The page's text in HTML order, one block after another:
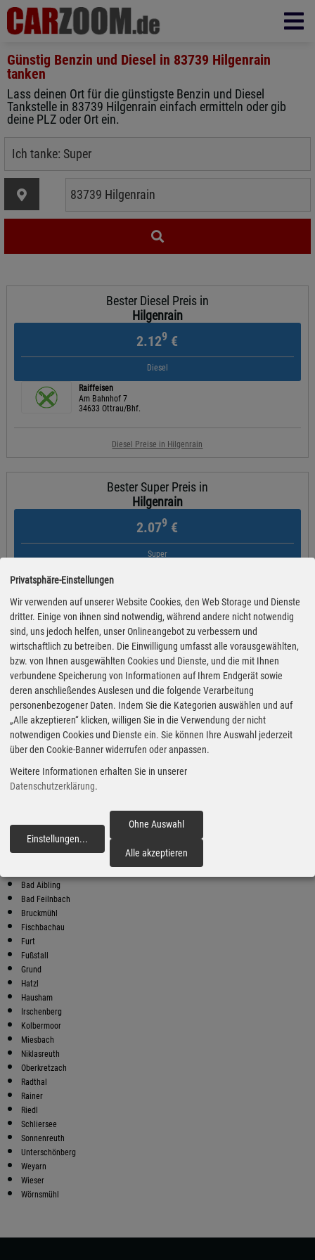
Günstig Benzin und Diesel in 83739 Hilgenrain
tanken
Lass deinen Ort für die günstigste Benzin und Diesel
Tankstelle in 83739 Hilgenrain einfach ermitteln oder gib
deine PLZ oder Ort ein.
Bester Diesel Preis in
Hilgenrain
2.129 €
Diesel
Raiffeisen
Am Bahnhof 7
34633 Ottrau/Bhf.
Diesel Preise in Hilgenrain
Bester Super Preis in
Hilgenrain
2.079 €
Super
Raiffeisen
Am Bahnhof 7
Super Preise in Hilgenrain
Bester Super E10 Preis in
Hilgenrain
2.039€
Super E10
Am Bahnhof 7
Preiswerter tanken - finden Sie die günstigsten Benzin und Diesel
Preise in Ihrer Stadt
Bad Aibling
Bad Feilnbach
Bruckmühl
Fischbachau
Furt
Fußstall
Grund
Hatzl
Hausham
Irschenberg
Kolbermoor
Miesbach
Niklasreuth
Oberkretzach
Radthal
Rainer
Riedl
Schliersee
Sonnenreuth
Unterschönberg
Weyarn
Wieser
Wörnsmühl
Privatsphäre-Einstellungen
Wir verwenden auf unserer Website Cookies, den Web Storage und Dienste
dritter. Einige von ihnen sind notwendig, während andere nicht notwendig
sind, uns jedoch helfen, unser Onlineangebot zu verbessern und
wirtschaftlich zu betreiben. Die Einwilligung umfasst alle vorausgewählten,
bzw. von Ihnen ausgewählten Cookies und Dienste, und die mit Ihnen
verbundene Speicherung von Informationen auf Ihrem Endgerät sowie
deren anschließendes Auslesen und die folgende Verarbeitung
personenbezogener Daten. Indem Sie die Kategorien auswählen und auf
„Alle akzeptieren“ klicken, willigen Sie in die Verwendung der nicht
notwendigen Cookies und Dienste ein. Sie können Ihre Auswahl jederzeit
über den Cookie-Banner widerrufen oder anpassen.
Weitere Informationen erhalten Sie in unserer
Datenschutzerklärung.
Einstellungen...
Ohne Auswahl
Alle akzeptieren